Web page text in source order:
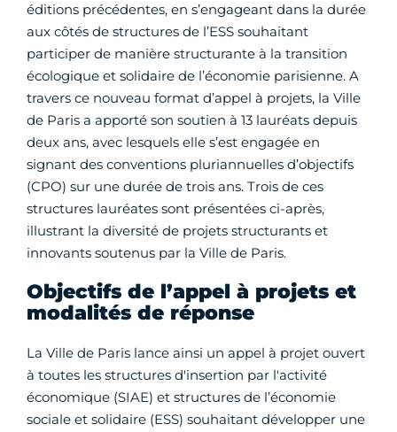
éditions précédentes, en s’engageant dans la durée
aux côtés de structures de l’ESS souhaitant
participer de manière structurante à la transition
écologique et solidaire de l’économie parisienne. A
travers ce nouveau format d’appel à projets, la Ville
de Paris a apporté son soutien à 13 lauréats depuis
deux ans, avec lesquels elle s’est engagée en
signant des conventions pluriannuelles d’objectifs
(CPO) sur une durée de trois ans. Trois de ces
structures lauréates sont présentées ci-après,
illustrant la diversité de projets structurants et
innovants soutenus par la Ville de Paris.
Objectifs de l’appel à projets et
modalités de réponse
La Ville de Paris lance ainsi un appel à projet ouvert
à toutes les structures d'insertion par l'activité
économique (SIAE) et structures de l’économie
sociale et solidaire (ESS) souhaitant développer une